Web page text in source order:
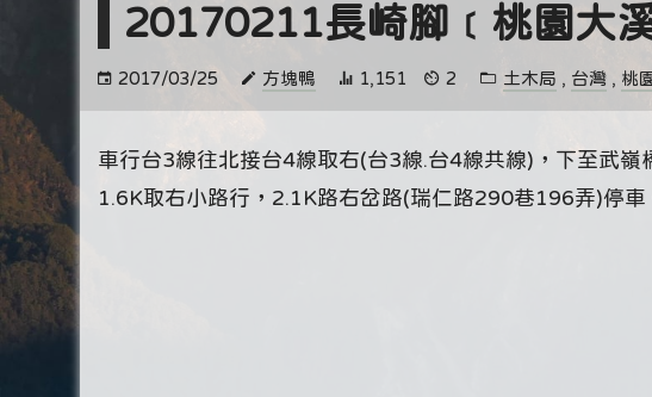
20170211長崎腳﹝桃園大溪
2017/03/25 方塊鴨 1,151 2 土木局 , 台灣 , 桃
車行台3線往北接台4線取右(台3線.台4線共線)，下至武
1.6K取右小路行，2.1K路右岔路(瑞仁路290巷196弄)停車